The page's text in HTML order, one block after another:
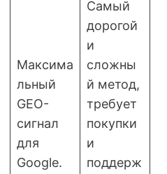
Максима
льный
GEO-
сигнал
для
Google.
Самый
дорогой
и
сложны
й метод,
требует
покупки
и
поддерж